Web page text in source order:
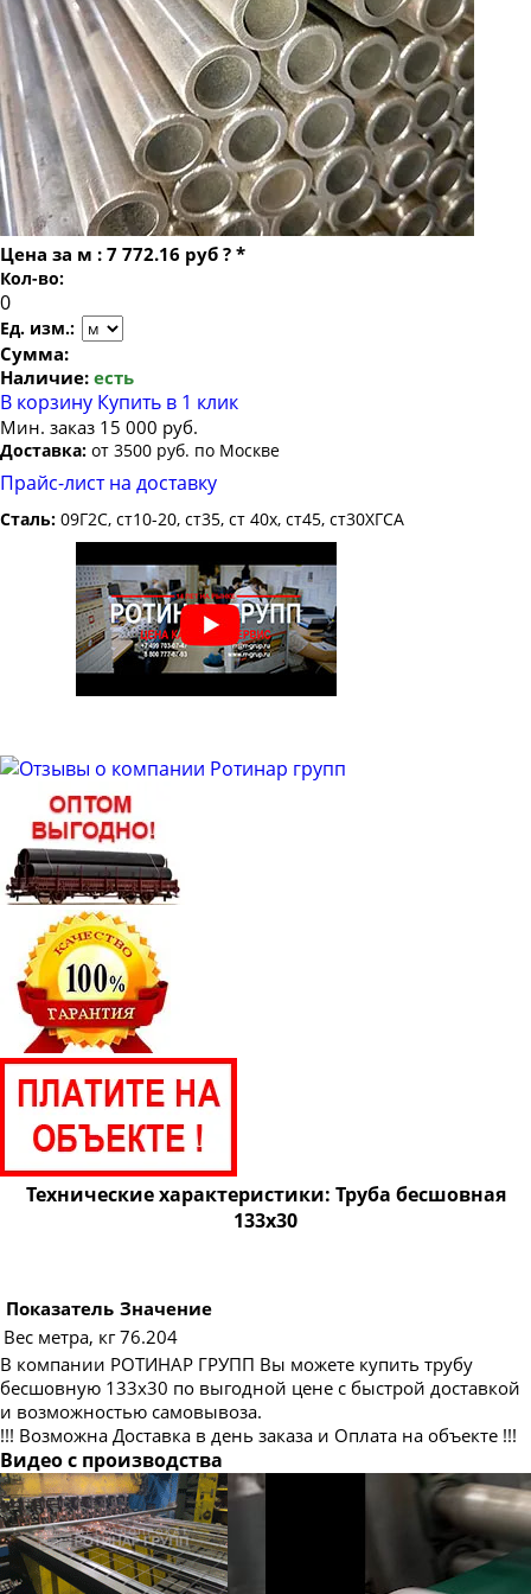
Труба бесшовная 22
Труба бесшовная 24
Труба бесшовная 25
Труба бесшовная 26
Труба бесшовная 27
Труба бесшовная 28
Труба бесшовная 30
Труба бесшовная 32
Труба бесшовная 35
Труба бесшовная 36
Труба бесшовная 38
Труба бесшовная 40
Труба бесшовная 42
Труба бесшовная 45
Труба бесшовная 48
Труба бесшовная 50
Труба бесшовная 51
Труба бесшовная 53
Труба бесшовная 63
Труба бесшовная 63.5
Труба бесшовная 65
Труба бесшовная 68
Труба бесшовная 70
Труба бесшовная 73
Труба бесшовная 76
Труба бесшовная 83
Труба бесшовная 95
Труба бесшовная 102
Труба бесшовная 121
Труба бесшовная 127
Труба бесшовная 140
Труба бесшовная 146
Труба бесшовная 152
Труба бесшовная 159
Труба бесшовная 168
Труба бесшовная 180
Труба бесшовная 133х20
Труба бесшовная 133х22
Труба бесшовная 133х25
Труба бесшовная 133х28
Труба бесшовная 133х30
Труба бесшовная 133х32
Труба бесшовная 133х36
Цена за м : 7 772.16 руб ? *
Кол-во:
Ед. изм.:
Сумма:
Наличие: есть
В корзину Купить в 1 клик
Мин. заказ 15 000 руб.
Доставка: от 3500 руб. по Москве
Прайс-лист на доставку
Сталь: 09Г2С, ст10-20, ст35, ст 40х, ст45, ст30ХГСА
Технические характеристики: Труба бесшовная
133х30
Показатель Значение
Вес метра, кг 76.204
В компании РОТИНАР ГРУПП Вы можете купить трубу
бесшовную 133х30 по выгодной цене с быстрой доставкой
и возможностью самовывоза.
!!! Возможна Доставка в день заказа и Оплата на объекте !!!
Видео с производства